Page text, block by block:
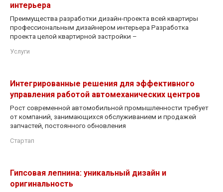
интерьера
Преимущества разработки дизайн-проекта всей квартиры
профессиональным дизайнером интерьера Разработка
проекта целой квартирной застройки –
Услуги
Интегрированные решения для эффективного
управления работой автомеханических центров
Рост современной автомобильной промышленности требует
от компаний, занимающихся обслуживанием и продажей
запчастей, постоянного обновления
Стартап
Гипсовая лепнина: уникальный дизайн и
оригинальность